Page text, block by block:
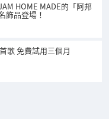
HOME MADE的「阿邦
飾品登場！
歌 免費試用三個月